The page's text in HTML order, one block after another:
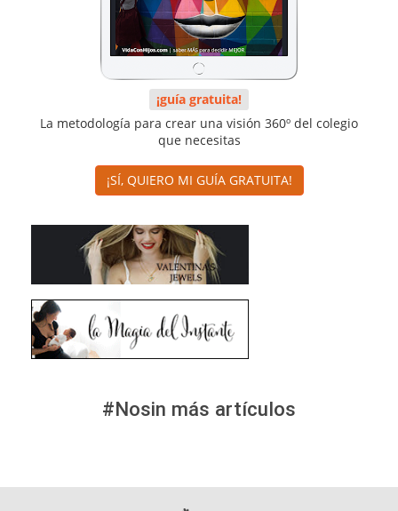
¡guía gratuita!
La metodología para crear una visión 360º del colegio
que necesitas
¡SÍ, QUIERO MI GUÍA GRATUITA!
#Nosin más artículos